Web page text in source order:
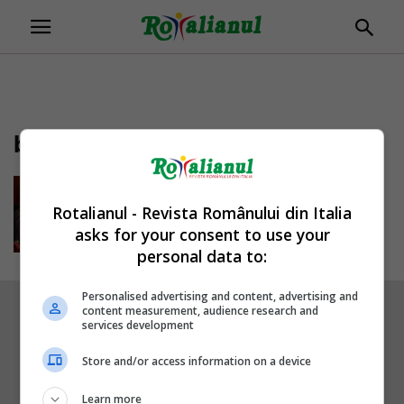
buciuceanu
Un ultim omagiu adus din partea
actorilor pentru Tamara
Buciuceanu. Înmormântarea...
Mihai Diaconu - 17/10/2019
Rotalianul - Revista Românului din Italia
asks for your consent to use your
personal data to:
Personalised advertising and content, advertising and
content measurement, audience research and
services development
Store and/or access information on a device
Learn more